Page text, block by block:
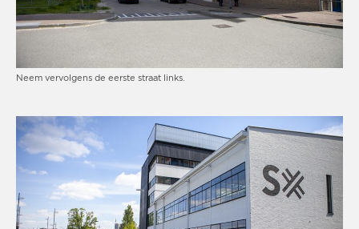
Neem vervolgens de eerste straat links.